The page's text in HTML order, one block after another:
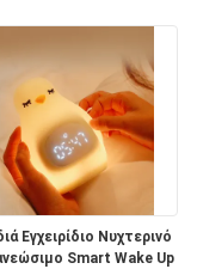
Εγχειρίδιο Νυχτερινό
Smart Wake Up